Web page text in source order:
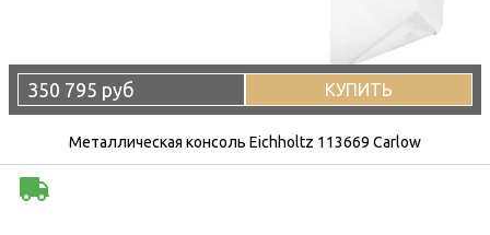
350 795 руб КУПИТЬ
Металлическая консоль Eichholtz 113669 Carlow